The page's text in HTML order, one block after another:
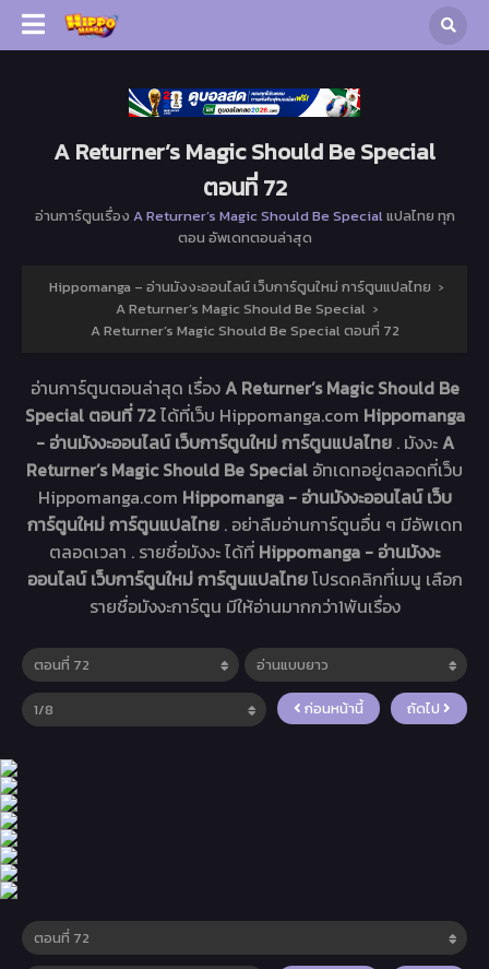
A Returner’s Magic Should Be Special
ตอนที่ 72
อ่านการ์ตูนเรื่อง A Returner’s Magic Should Be Specialแปลไทย ทุก
ตอน อัพเดทตอนล่าสุด
Hippomanga – อ่านมังงะออนไลน์ เว็บการ์ตูนใหม่ การ์ตูนแปลไทย ›
A Returner’s Magic Should Be Special ›
A Returner’s Magic Should Be Special ตอนที่ 72
อ่านการ์ตูนตอนล่าสุด เรื่องA Returner’s Magic Should Be
Special ตอนที่ 72ได้ที่เว็บ Hippomanga.com Hippomanga
- อ่านมังงะออนไลน์ เว็บการ์ตูนใหม่ การ์ตูนแปลไทย . มังงะA
Returner’s Magic Should Be Special อัทเดทอยู่ตลอดที่เว็บ
Hippomanga.com Hippomanga - อ่านมังงะออนไลน์ เว็บ
การ์ตูนใหม่ การ์ตูนแปลไทย . อย่าลืมอ่านการ์ตูนอื่น ๆ มีอัพเดท
ตลอดเวลา . รายชื่อมังงะ ได้ที่ Hippomanga - อ่านมังงะ
ออนไลน์ เว็บการ์ตูนใหม่ การ์ตูนแปลไทยโปรดคลิกที่เมนู เลือก
รายชื่อมังงะการ์ตูน มีให้อ่านมากกว่า1พันเรื่อง
ก่อนหน้านี้ ถัดไป